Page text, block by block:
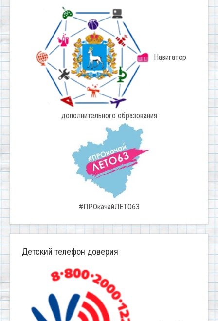
Навигатор
дополнительного образования
#ПРОкачайЛЕТО63
Детский телефон доверия